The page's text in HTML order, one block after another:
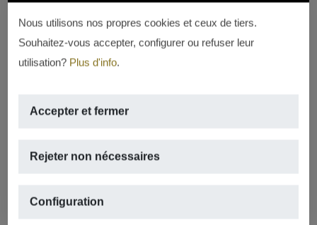
Nous utilisons nos propres cookies et ceux de tiers.
Souhaitez-vous accepter, configurer ou refuser leur
utilisation? Plus d'info.
Accepter et fermer
Rejeter non nécessaires
Configuration